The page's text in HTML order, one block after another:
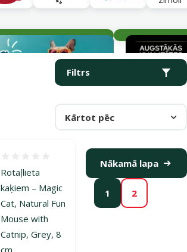
Filtrs
Kārtot pēc
Rotaļlieta
kaķiem – Magic
Cat, Natural Fun
Mouse with
Catnip, Grey, 8
cm
1 2
Nākamā lapa